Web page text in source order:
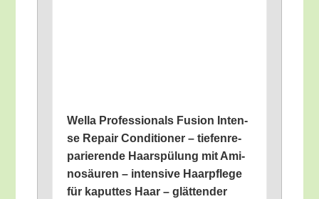
Wel­la Pro­fes­sio­nals Fusi­on Inten­
se Repair Con­di­tio­ner – tie­fen­re­
pa­rie­ren­de Haar­spü­lung mit Ami­
no­säu­ren – inten­si­ve Haar­pfle­ge
für kaput­tes Haar – glät­ten­der